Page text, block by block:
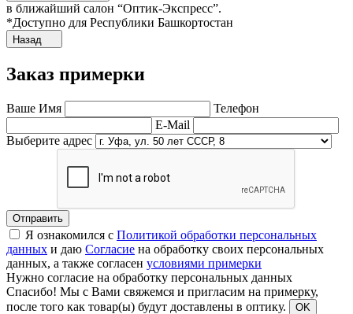
в ближайший салон “Оптик-Экспресс”.
*Доступно для Республики Башкортостан
Назад
Заказ примерки
Ваше Имя
Телефон
E-Mail
Выберите адрес
Отправить
Я ознакомился с Политикой обработки персональных
данных и даю Согласие на обработку своих персональных
данных, а также согласен условиями примерки
Нужно согласие на обработку персональных данных
Спасибо! Мы с Вами свяжемся и пригласим на примерку,
после того как товар(ы) будут доставлены в оптику.
OK